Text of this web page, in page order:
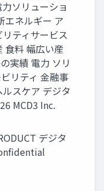
ソリューショ
エネルギー ア
ティサービス
食料 幅広い産
実績 電力 ソリ
リティ 金融事
スケア デジタ
MCD3 Inc.
デジタ